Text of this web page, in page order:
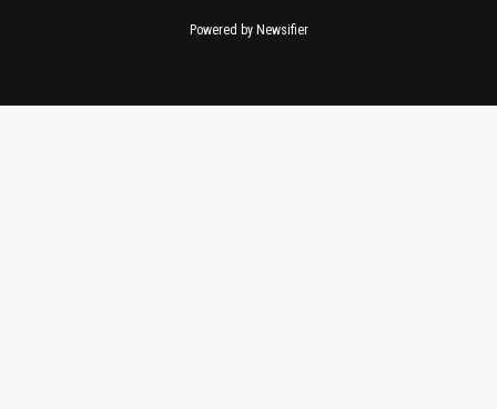
Powered by Newsifier